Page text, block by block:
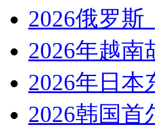
2026俄罗
2026年越
2026年日
2026韩国首